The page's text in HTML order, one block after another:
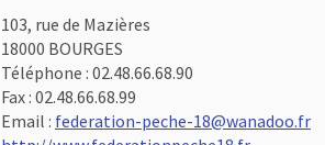
103, rue de Mazières
18000 BOURGES
Téléphone : 02.48.66.68.90
Fax : 02.48.66.68.99
Email : federation-peche-18@wanadoo.fr